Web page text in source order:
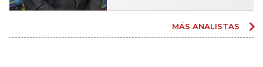
MÁS ANALISTAS